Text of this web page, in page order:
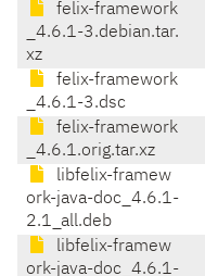
felix-framework
_4.6.1-3.debian.tar.
xz
felix-framework
_4.6.1-3.dsc
felix-framework
_4.6.1.orig.tar.xz
libfelix-framew
ork-java-doc_4.6.1-
2.1_all.deb
libfelix-framew
ork-java-doc_4.6.1-